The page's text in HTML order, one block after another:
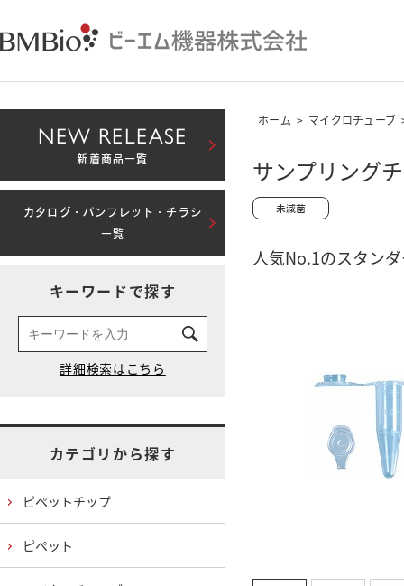
ホーム > マイクロチューブ
サンプリング
人気No.1のスタン
NEW RELEASE
新着商品一覧
カタログ・パンフレット・チラシ
一覧
キーワードで探す
カテゴリから探す
ピペットチップ
ピペット